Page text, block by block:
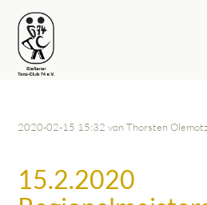
2020-02-15 15:32 von Thorsten
15.2.2020